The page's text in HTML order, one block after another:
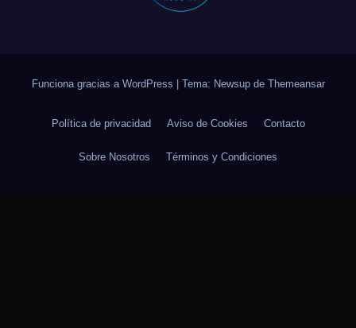
Funciona gracias a WordPress Tema: Newsup de Themeansar
Política de privacidad Aviso de Cookies Contacto
Sobre Nosotros Términos y Condiciones